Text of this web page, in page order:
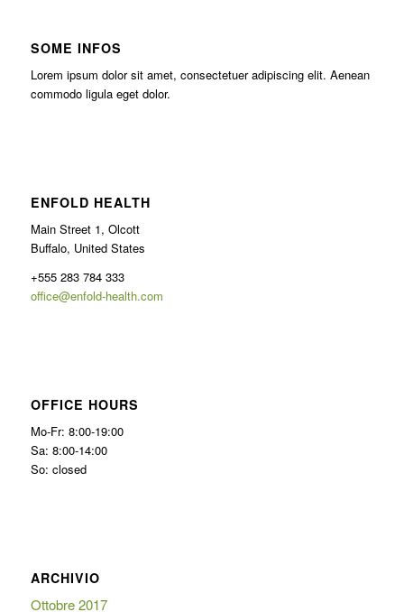
SOME INFOS
Lorem ipsum dolor sit amet, consectetuer adipiscing elit. Aenean
commodo ligula eget dolor.
ENFOLD HEALTH
Main Street 1, Olcott
Buffalo, United States
+555 283 784 333
office@enfold-health.com
OFFICE HOURS
Mo-Fr: 8:00-19:00
Sa: 8:00-14:00
So: closed
ARCHIVIO
Ottobre 2017